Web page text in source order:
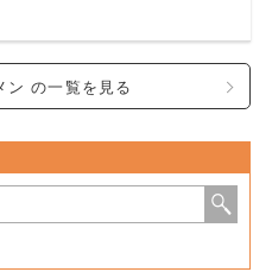
レシピ： 味噌ラーメン の一覧を見る